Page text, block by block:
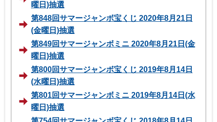
曜日)抽選
第848回サマージャンボ宝くじ 2020年8月21日
(金曜日)抽選
第849回サマージャンボミニ 2020年8月21日(金
曜日)抽選
第800回サマージャンボ宝くじ 2019年8月14日
(水曜日)抽選
第801回サマージャンボミニ 2019年8月14日(水
曜日)抽選